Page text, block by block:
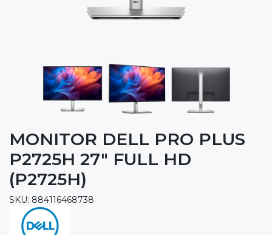
MONITOR DELL PRO PLUS
P2725H 27" FULL HD
(P2725H)
SKU: 884116468738